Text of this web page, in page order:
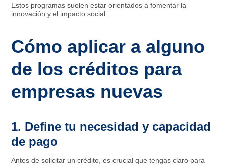
Estos programas suelen estar orientados a fomentar la
innovación y el impacto social.
Cómo aplicar a alguno
de los créditos para
empresas nuevas
1. Define tu necesidad y capacidad
de pago
Antes de solicitar un crédito, es crucial que tengas claro para